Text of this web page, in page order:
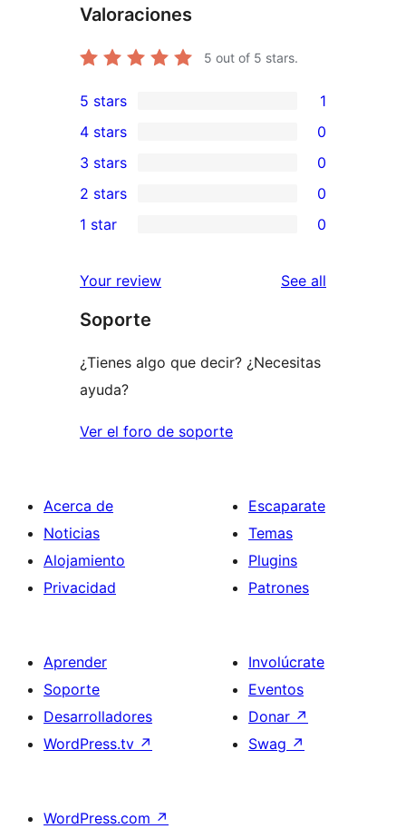
Valoraciones
5 out of 5 stars.
1
5-
star
review
5 stars 1
4-
star
reviews
4 stars 0
0
3-
star
3 stars 0
2-
reviews
2 stars 0
star
reviews
1 star 0
Your review See all
Soporte
¿Tienes algo que decir? ¿Necesitas
ayuda?
Ver el foro de soporte
Acerca de
Noticias
Alojamiento
Privacidad
Escaparate
Temas
Plugins
Patrones
Aprender
Soporte
Desarrolladores
WordPress.tv ↗
Involúcrate
Eventos
Donar ↗
Swag ↗
WordPress.com ↗